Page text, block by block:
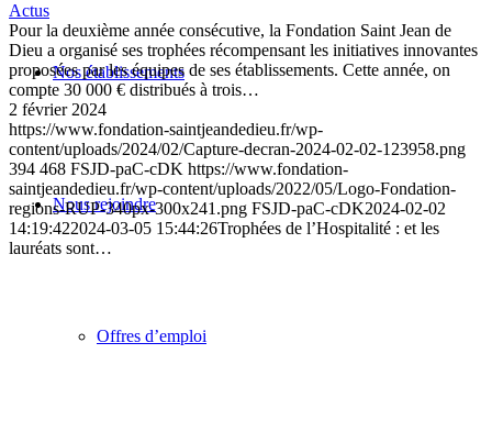
Nos établissements
Nous rejoindre
Offres d’emploi
Actus
Pour la deuxième année consécutive, la Fondation Saint Jean de
Dieu a organisé ses trophées récompensant les initiatives innovantes
proposées par les équipes de ses établissements. Cette année, on
compte 30 000 € distribués à trois…
2 février 2024
https://www.fondation-saintjeandedieu.fr/wp-
content/uploads/2024/02/Capture-decran-2024-02-02-123958.png
394 468 FSJD-paC-cDK https://www.fondation-
saintjeandedieu.fr/wp-content/uploads/2022/05/Logo-Fondation-
regions-RUP-340px-300x241.png FSJD-paC-cDK2024-02-02
14:19:422024-03-05 15:44:26Trophées de l’Hospitalité : et les
lauréats sont…